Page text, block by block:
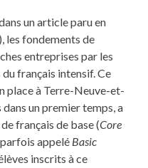
un article paru en
les fondements de
entreprises par les
français intensif. Ce
place à Terre-Neuve-et-
un premier temps, a
français de base (Core
parfois appelé Basic
inscrits à ce